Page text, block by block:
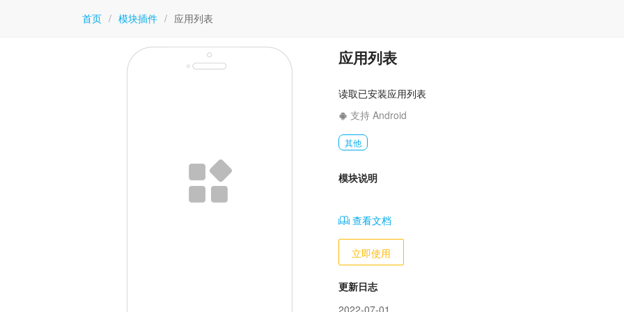
首页 / 模块插件 / 应用列表
应用列表
读取已安装应用列表
支持 Android
其他
模块说明
查看文档
立即使用
更新日志
2022-07-01